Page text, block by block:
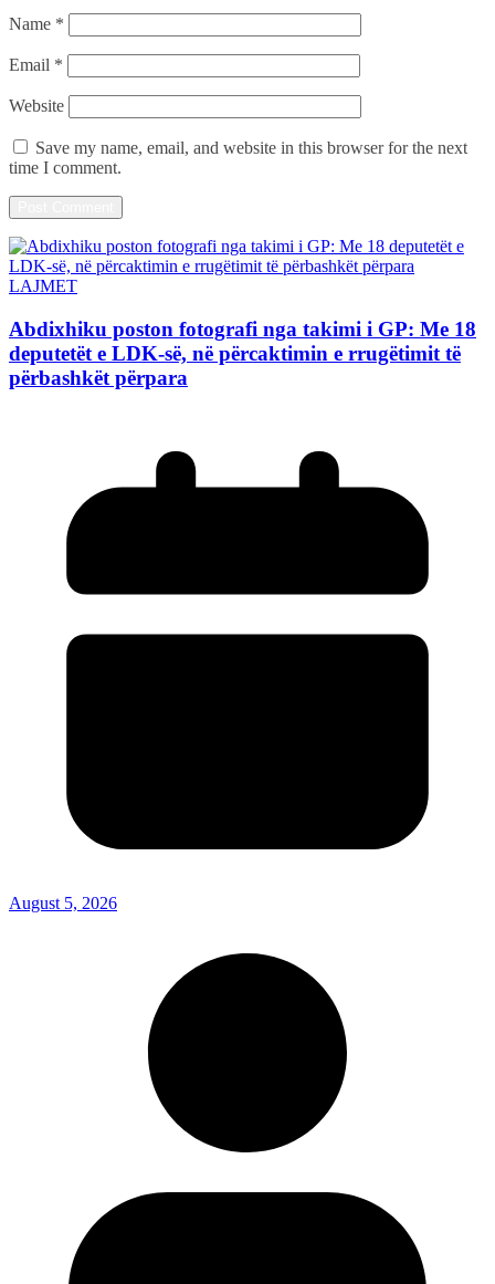
Name *
Email *
Website
Save my name, email, and website in this browser for the next
time I comment.
LAJMET
Abdixhiku poston fotografi nga takimi i GP: Me 18
deputetët e LDK-së, në përcaktimin e rrugëtimit të
përbashkët përpara
August 5, 2026